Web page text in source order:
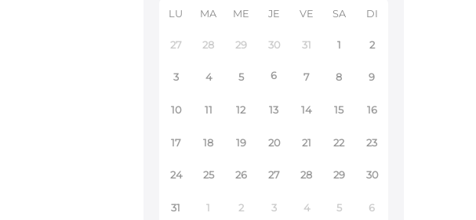
LU MA ME JE VE SA DI
27 28 29 30 31 1 2
3 4 5 6 7 8 9
10 11 12 13 14 15 16
17 18 19 20 21 22 23
24 25 26 27 28 29 30
31 1 2 3 4 5 6